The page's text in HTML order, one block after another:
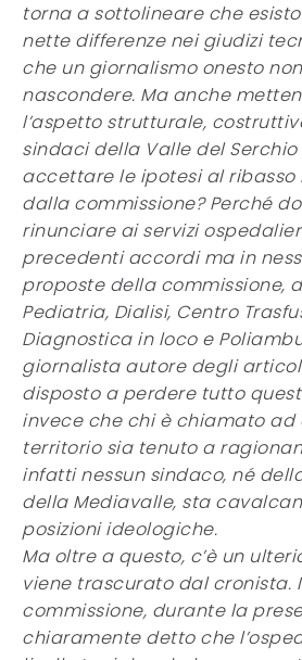
torna a sottolineare che
nette differenze nei giudizi
che un giornalismo onesto
nascondere. Ma anche
l’aspetto strutturale,
sindaci della Valle del
accettare le ipotesi al
dalla commissione? Perché
rinunciare ai servizi
precedenti accordi ma in
proposte della commissione,
Pediatria, Dialisi, Centro
Diagnostica in loco e
giornalista autore degli
disposto a perdere tutto
invece che chi è chiamato ad
territorio sia tenuto a
infatti nessun sindaco, né
della Mediavalle, sta
posizioni ideologiche.
Ma oltre a questo, c’è un
viene trascurato dal cronista.
commissione, durante la
chiaramente detto che